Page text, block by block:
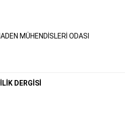
MÜHENDİSLERİ ODASI
DERGİSİ